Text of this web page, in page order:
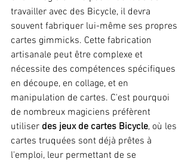
travailler avec des Bicycle, il devra
souvent fabriquer lui-même ses propres
cartes gimmicks. Cette fabrication
artisanale peut être complexe et
nécessite des compétences spécifiques
en découpe, en collage, et en
manipulation de cartes. C'est pourquoi
de nombreux magiciens préfèrent
utiliser des jeux de cartes Bicycle, où les
cartes truquées sont déjà prêtes à
l'emploi, leur permettant de se